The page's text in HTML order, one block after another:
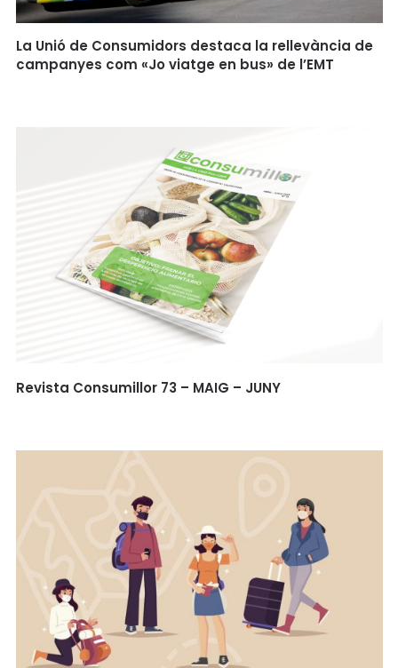
La Unió de Consumidors destaca la rellevància de
campanyes com «Jo viatge en bus» de l’EMT
Revista Consumillor 73 – MAIG – JUNY